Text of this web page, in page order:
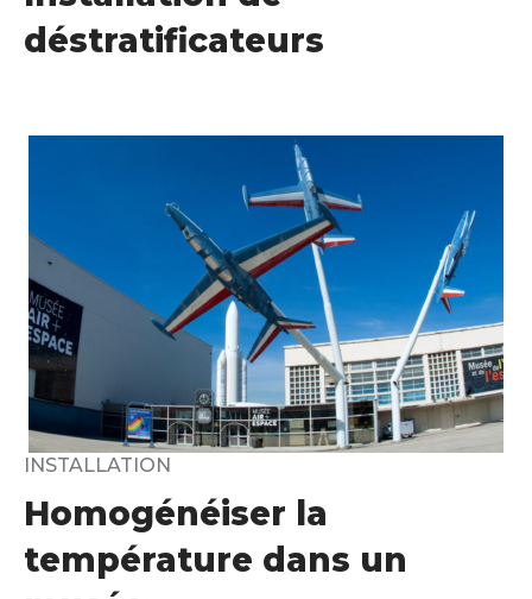
déstratificateurs
INSTALLATION
Homogénéiser la
température dans un